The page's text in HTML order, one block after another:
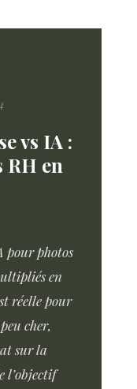
vs IA :
RH en
pour photos
en
réelle pour
cher,
sur la
l’objectif